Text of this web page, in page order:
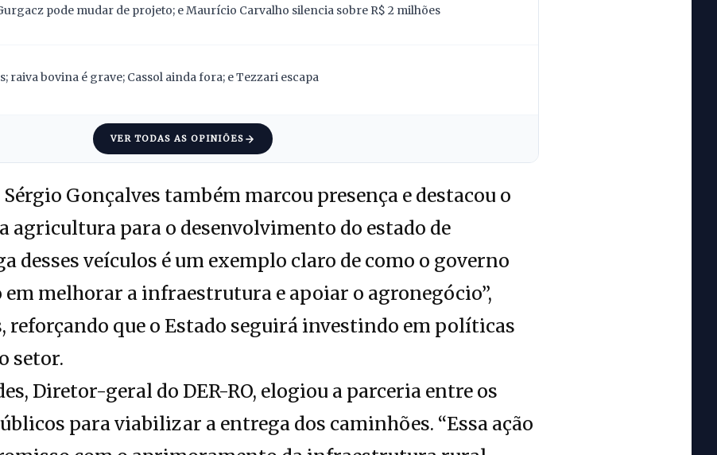
pode mudar de projeto; e Maurício Carvalho silencia sobre R$ 2 milhões
raiva bovina é grave; Cassol ainda fora; e Tezzari escapa
VER TODAS AS OPINIÕES
Gonçalves também marcou presença e destacou o
agricultura para o desenvolvimento do estado de
desses veículos é um exemplo claro de como o governo
melhorar a infraestrutura e apoiar o agronegócio”,
reforçando que o Estado seguirá investindo em políticas
setor.
Diretor-geral do DER-RO, elogiou a parceria entre os
para viabilizar a entrega dos caminhões. “Essa ação